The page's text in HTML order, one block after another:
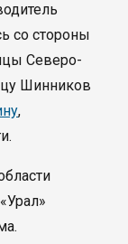
со стороны
Северо-
Шинников
,